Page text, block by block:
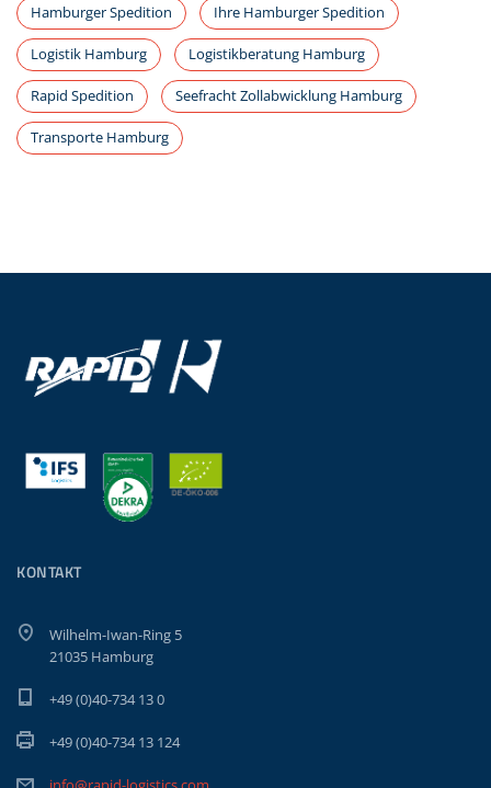
Hamburger Spedition Ihre Hamburger Spedition
Logistik Hamburg Logistikberatung Hamburg
Rapid Spedition Seefracht Zollabwicklung Hamburg
Transporte Hamburg
KONTAKT
Wilhelm-Iwan-Ring 5
21035 Hamburg
+49 (0)40-734 13 0
+49 (0)40-734 13 124